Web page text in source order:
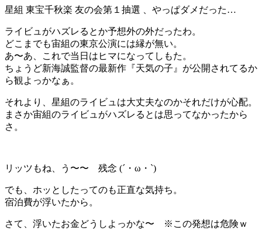
星組 東宝千秋楽 友の会第１抽選 、やっぱダメだった…
ライビュがハズレるとか予想外の外だったわ。
どこまでも宙組の東京公演には縁が無い。
あ〜あ、これで当日はヒマになってしもた。
ちょうど新海誠監督の最新作『天気の子』が公開されてるか
ら観よっかなぁ。
それより、星組のライビュは大丈夫なのかそれだけが心配。
まさか宙組のライビュがハズレるとは思ってなかったから
さ。
リッツもね、う〜〜 残念 (´・ω・`)
でも、ホッとしたってのも正直な気持ち。
宿泊費が浮いたから。
さて、浮いたお金どうしよっかな〜 ※この発想は危険ｗ